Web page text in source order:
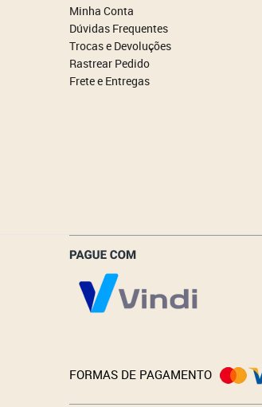
Minha Conta
Dúvidas Frequentes
Trocas e Devoluções
Rastrear Pedido
Frete e Entregas
FORMAS DE PAGAMENTO